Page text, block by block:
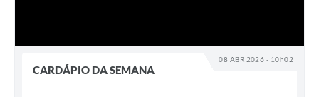
08 ABR 2026 - 10h02
CARDÁPIO DA SEMANA